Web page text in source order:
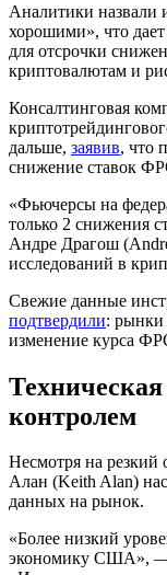
Аналитики назвали
хорошими», что
для отсрочки
криптовалютам и
Консалтинговая
дальше, заявив, что
снижение ставок
«Фьючерсы на
только 2 снижения
Андре Драгош
исследований в
Свежие данные
подтвердили: рынки
изменение курса
контролем
Несмотря на резкий
Алан (Keith Alan)
данных на рынок.
«Более низкий
экономику США»,